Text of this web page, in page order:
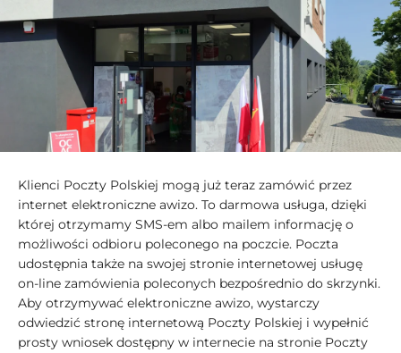
Klienci Poczty Polskiej mogą już teraz zamówić przez
internet elektroniczne awizo. To darmowa usługa, dzięki
której otrzymamy SMS-em albo mailem informację o
możliwości odbioru poleconego na poczcie. Poczta
udostępnia także na swojej stronie internetowej usługę
on-line zamówienia poleconych bezpośrednio do skrzynki.
Aby otrzymywać elektroniczne awizo, wystarczy
odwiedzić stronę internetową Poczty Polskiej i wypełnić
prosty wniosek dostępny w internecie na stronie Poczty